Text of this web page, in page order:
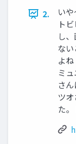
2.
い
ト
し
な
よ
ミ
さ
ツ
た